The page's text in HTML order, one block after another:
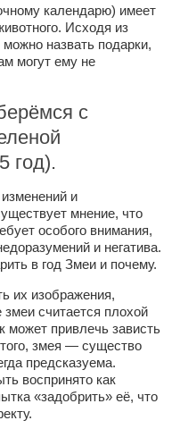
календарю) имеет
Исходя из
назвать подарки,
могут ему не
с
год).
и
мнение, что
особого внимания,
и негатива.
в год Змеи и почему.
их изображения,
считается плохой
может привлечь зависть
змея — существо
предсказуема.
воспринято как
«задобрить» её, что